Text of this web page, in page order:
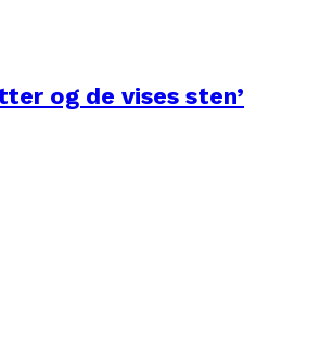
og de vises sten’